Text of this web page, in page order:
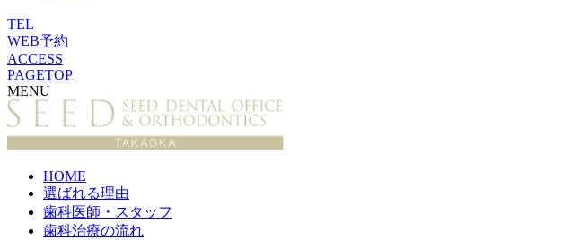
TEL
WEB予約
ACCESS
PAGETOP
MENU
HOME
選ばれる理由
歯科医師・スタッフ
歯科治療の流れ